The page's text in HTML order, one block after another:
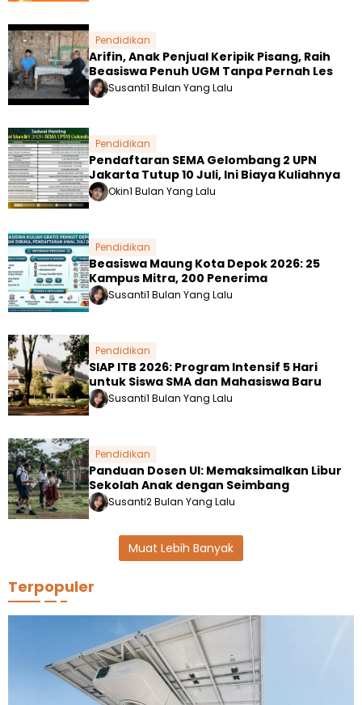
Pendidikan
Arifin, Anak Penjual Keripik Pisang, Raih
Beasiswa Penuh UGM Tanpa Pernah Les
Susanti1 Bulan Yang Lalu
Pendidikan
Pendaftaran SEMA Gelombang 2 UPN
Jakarta Tutup 10 Juli, Ini Biaya Kuliahnya
Okin1 Bulan Yang Lalu
Pendidikan
Beasiswa Maung Kota Depok 2026: 25
Kampus Mitra, 200 Penerima
Susanti1 Bulan Yang Lalu
Pendidikan
SIAP ITB 2026: Program Intensif 5 Hari
untuk Siswa SMA dan Mahasiswa Baru
Susanti1 Bulan Yang Lalu
Pendidikan
Panduan Dosen UI: Memaksimalkan Libur
Sekolah Anak dengan Seimbang
Susanti2 Bulan Yang Lalu
Muat Lebih Banyak
Terpopuler